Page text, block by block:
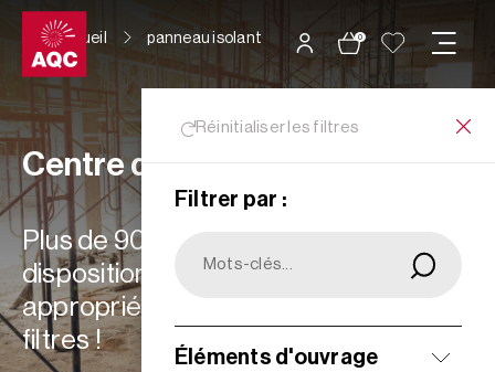
Panneau de gestion des cookies
0
Accueil panneau isolant
Réinitialiser les filtres
Filtrer par :
Éléments d'ouvrage
Centre de ressources
Plus de 900 ressources à votre
disposition : choisissez les plus
appropriées à vos besoins grâce aux
filtres !